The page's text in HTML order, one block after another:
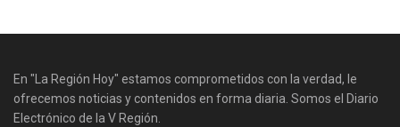
En "La Región Hoy" estamos comprometidos con la verdad, le
ofrecemos noticias y contenidos en forma diaria. Somos el Diario
Electrónico de la V Región.